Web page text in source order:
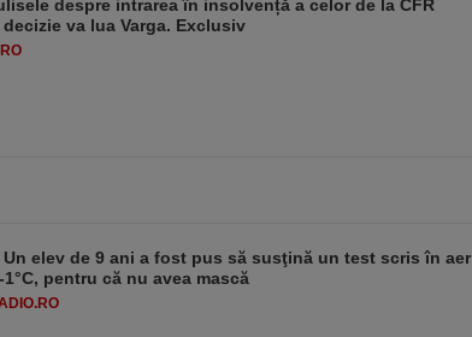
despre intrarea în insolvență a celor de la CFR
decizie va lua Varga. Exclusiv
elev de 9 ani a fost pus să susţină un test scris în aer
1°C, pentru că nu avea mască